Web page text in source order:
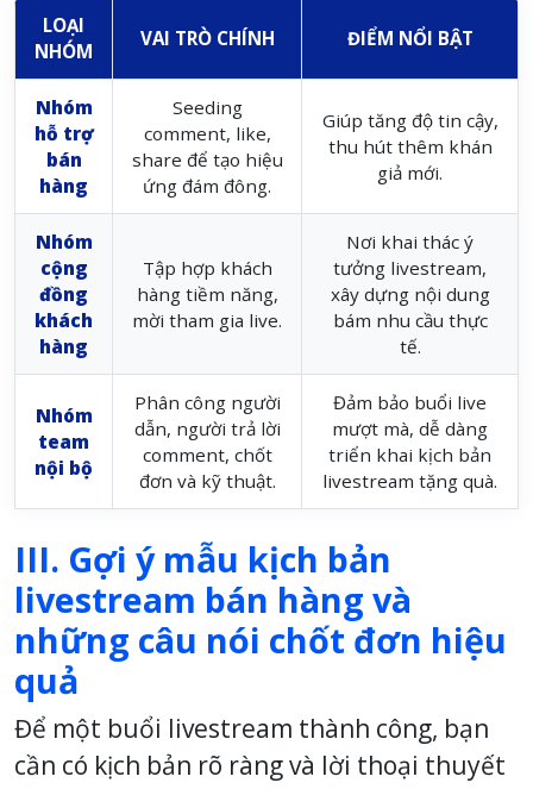
LOẠI
NHÓM
VAI TRÒ CHÍNH ĐIỂM NỔI BẬT
Nhóm
hỗ trợ
bán
hàng
Seeding
comment, like,
share để tạo hiệu
ứng đám đông.
Giúp tăng độ tin cậy,
thu hút thêm khán
giả mới.
Nhóm
cộng
đồng
khách
hàng
Tập hợp khách
hàng tiềm năng,
mời tham gia live.
Nơi khai thác ý
tưởng livestream,
xây dựng nội dung
bám nhu cầu thực
tế.
Nhóm
team
nội bộ
Phân công người
dẫn, người trả lời
comment, chốt
đơn và kỹ thuật.
Đảm bảo buổi live
mượt mà, dễ dàng
triển khai kịch bản
livestream tặng quà.
III. Gợi ý mẫu kịch bản
livestream bán hàng và
những câu nói chốt đơn hiệu
quả
Để một buổi livestream thành công, bạn
cần có kịch bản rõ ràng và lời thoại thuyết